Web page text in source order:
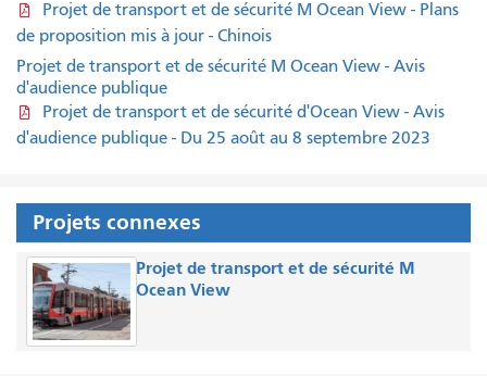
Projet de transport et de sécurité M Ocean View - Plans
de proposition mis à jour - Chinois
Projet de transport et de sécurité M Ocean View - Avis
d'audience publique
Projet de transport et de sécurité d'Ocean View - Avis
d'audience publique - Du 25 août au 8 septembre 2023
Projets connexes
Projet de transport et de sécurité M
Ocean View